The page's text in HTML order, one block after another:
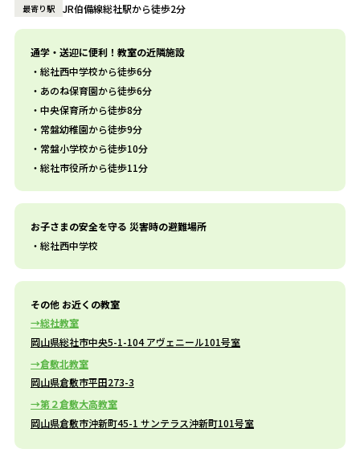
最寄り駅 JR伯備線総社駅から徒歩2分
通学・送迎に便利！教室の近隣施設
総社西中学校から徒歩6分
あのね保育園から徒歩6分
中央保育所から徒歩8分
常盤幼稚園から徒歩9分
常盤小学校から徒歩10分
総社市役所から徒歩11分
お子さまの安全を守る 災害時の避難場所
総社西中学校
その他 お近くの教室
総社教室
岡山県総社市中央5-1-104 アヴェニール101号室
倉敷北教室
岡山県倉敷市平田273-3
第２倉敷大高教室
岡山県倉敷市沖新町45-1 サンテラス沖新町101号室